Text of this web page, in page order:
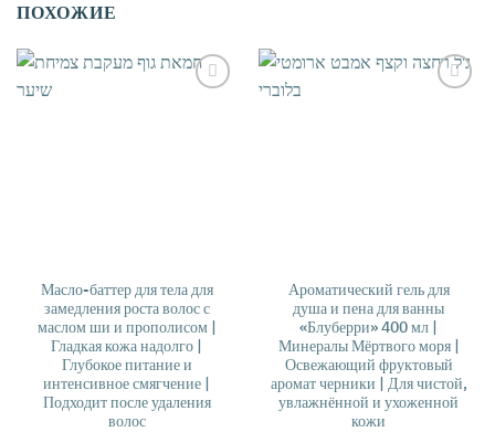
ПОХОЖИЕ
Масло-баттер для тела для
замедления роста волос с
маслом ши и прополисом |
Гладкая кожа надолго |
Глубокое питание и
интенсивное смягчение |
Подходит после удаления
волос
Ароматический гель для
душа и пена для ванны
«Блуберри» 400 мл |
Минералы Мёртвого моря |
Освежающий фруктовый
аромат черники | Для чистой,
увлажнённой и ухоженной
кожи